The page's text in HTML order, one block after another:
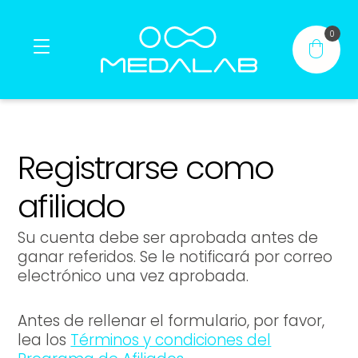
Productos
®
Mi cuenta
0
Registrarse como
afiliado
Su cuenta debe ser aprobada antes de
ganar referidos. Se le notificará por correo
electrónico una vez aprobada.
Antes de rellenar el formulario, por favor,
lea los Términos y condiciones del